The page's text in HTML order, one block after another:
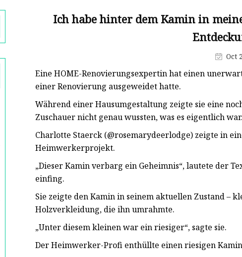
Rohrverbindungsstücke aus
duktilem Gusseisen
Ich habe hinter dem Kamin in
Oct
Eine HOME-Renovierungsexpertin hat einen
einer Renovierung ausgeweidet hatte.
Während einer Hausumgestaltung zeigte sie eine
Zuschauer nicht genau wussten, was es eigentlich war.
Charlotte Staerck (@rosemarydeerlodge) zeigte in
Heimwerkerprojekt.
„Dieser Kamin verbarg ein Geheimnis“, lautete der
einfing.
Sie zeigte den Kamin in seinem aktuellen Zustand –
Holzverkleidung, die ihn umrahmte.
„Unter diesem kleinen war ein riesiger“, sagte sie.
Der Heimwerker-Profi enthüllte einen riesigen